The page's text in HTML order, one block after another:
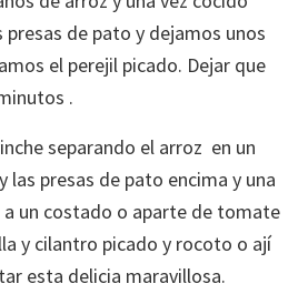
presas de pato y dejamos unos
el perejil picado. Dejar que
.
separando el arroz en un
las presas de pato encima y una
a un costado o aparte de tomate
y cilantro picado y rocoto o ají
esta delicia maravillosa.